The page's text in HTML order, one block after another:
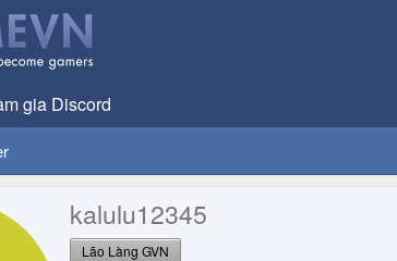
gia Discord
kalulu12345
Lão Làng GVN